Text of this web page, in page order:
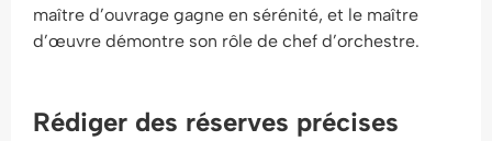
maître d’ouvrage gagne en sérénité, et le maître
d’œuvre démontre son rôle de chef d’orchestre.
Rédiger des réserves précises